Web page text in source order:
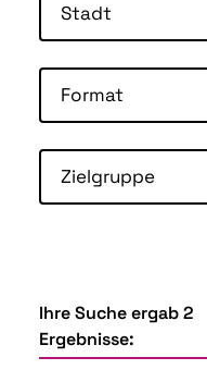
Stadt
Format
Zielgruppe
Ihre Suche ergab 2
Ergebnisse: